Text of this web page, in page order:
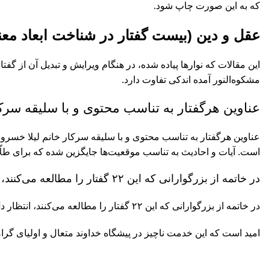
که به این صورت چاپ شود.
عقل و دین (بیست گفتار در شناخت ابعاد
این مقالات که نوارها پیاده شده، در هنگام ویرایش و تبدیل آن
مشکوه‌النور آمده اندکی تفاوت دارد.
عناوین هرگفتار به تناسب محتوی و با سلیقه
عناوین هرگفتار به تناسب محتوی و با سلیقه سرکار خانم لیلا
است. آیات و احادیث به تناسب موقعیت‌ها جایگزین شده که برای
در خاتمه از بزرگوارانی که این ۲۲ گفتار را مطالعه می‌کنند، انتظار دارد
در خاتمه از بزرگوارانی که این ۲۲ گفتار را مطالعه می‌کنند، انتظار دارد چنانچه نظراتی اصلاحی دارند ما را از راهنمایی‌های خود بهره‌مند کنند. ـ ان‌شاءالله تعالی ـ
امید است که این خدمت ناچیز در پیشگاه خداوند متعال و اولیای